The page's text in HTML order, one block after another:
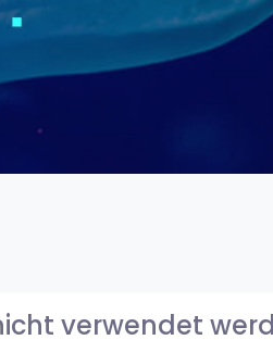
verwendet